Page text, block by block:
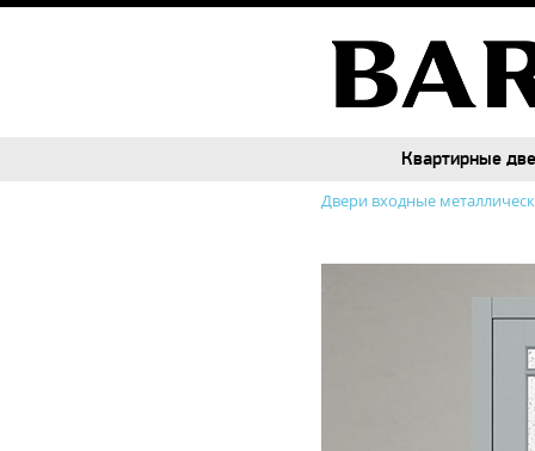
Квартирные
Квартирные
Двери входные